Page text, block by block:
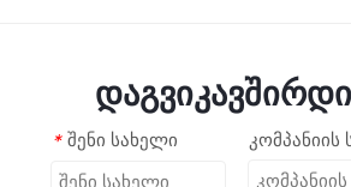
* შენი სახელი კომპანიის